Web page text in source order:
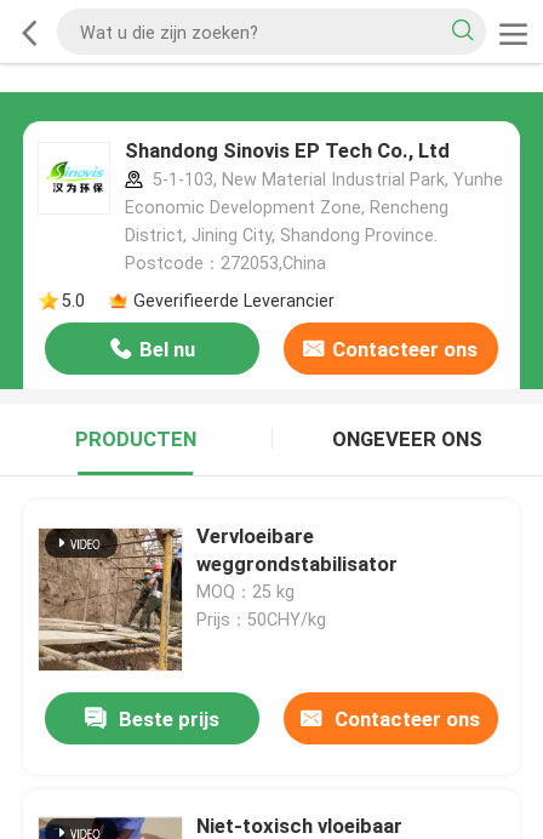
Shandong Sinovis EP Tech Co., Ltd
5-1-103, New Material Industrial Park, Yunhe
Economic Development Zone, Rencheng
District, Jining City, Shandong Province.
Postcode：272053,China
5.0
Geverifieerde Leverancier
Bel nu Contacteer ons
PRODUCTEN ONGEVEER ONS
Vervloeibare
weggrondstabilisator
MOQ：25 kg
Prijs：50CHY/kg
Beste prijs Contacteer ons
Niet-toxisch vloeibaar